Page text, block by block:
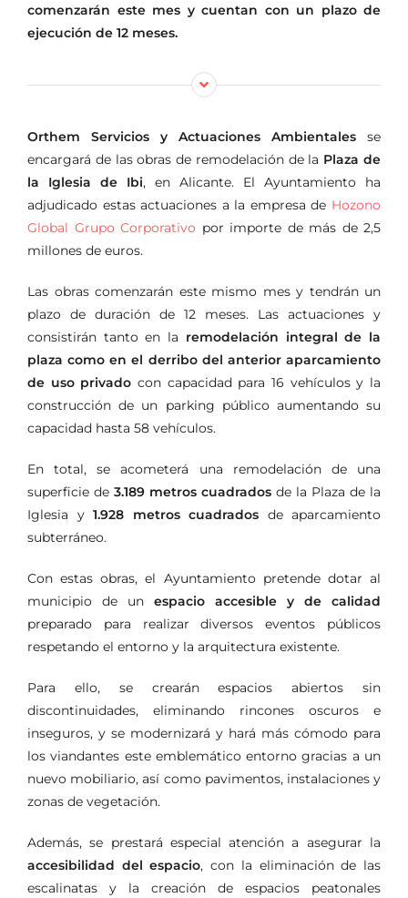
comenzarán este mes y cuentan con un plazo de
ejecución de 12 meses.
Orthem Servicios y Actuaciones Ambientales se
encargará de las obras de remodelación de la Plaza de
la Iglesia de Ibi, en Alicante. El Ayuntamiento ha
adjudicado estas actuaciones a la empresa de Hozono
Global Grupo Corporativo por importe de más de 2,5
millones de euros.
Las obras comenzarán este mismo mes y tendrán un
plazo de duración de 12 meses. Las actuaciones y
consistirán tanto en la remodelación integral de la
plaza como en el derribo del anterior aparcamiento
de uso privado con capacidad para 16 vehículos y la
construcción de un parking público aumentando su
capacidad hasta 58 vehículos.
En total, se acometerá una remodelación de una
superficie de 3.189 metros cuadrados de la Plaza de la
Iglesia y 1.928 metros cuadrados de aparcamiento
subterráneo.
Con estas obras, el Ayuntamiento pretende dotar al
municipio de un espacio accesible y de calidad
preparado para realizar diversos eventos públicos
respetando el entorno y la arquitectura existente.
Para ello, se crearán espacios abiertos sin
discontinuidades, eliminando rincones oscuros e
inseguros, y se modernizará y hará más cómodo para
los viandantes este emblemático entorno gracias a un
nuevo mobiliario, así como pavimentos, instalaciones y
zonas de vegetación.
Además, se prestará especial atención a asegurar la
accesibilidad del espacio, con la eliminación de las
escalinatas y la creación de espacios peatonales